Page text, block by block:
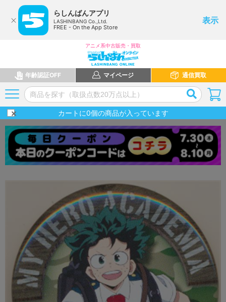
らしんばんアプリ
LASHINBANG Co.,Ltd.
FREE - On the App Store
表示
アニメ系中古販売・買取
年齢認証OFF マイページ 通信買取
カートに0個の商品が入っています